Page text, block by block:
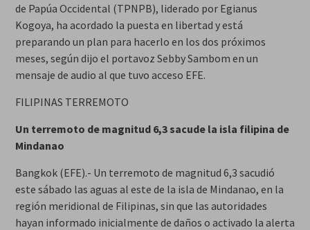
de Papúa Occidental (TPNPB), liderado por Egianus
Kogoya, ha acordado la puesta en libertad y está
preparando un plan para hacerlo en los dos próximos
meses, según dijo el portavoz Sebby Sambom en un
mensaje de audio al que tuvo acceso EFE.
FILIPINAS TERREMOTO
Un terremoto de magnitud 6,3 sacude la isla filipina de
Mindanao
Bangkok (EFE).- Un terremoto de magnitud 6,3 sacudió
este sábado las aguas al este de la isla de Mindanao, en la
región meridional de Filipinas, sin que las autoridades
hayan informado inicialmente de daños o activado la alerta